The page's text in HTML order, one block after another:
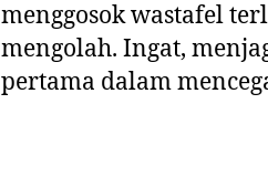
menggosok wastafel
mengolah. Ingat,
pertama dalam